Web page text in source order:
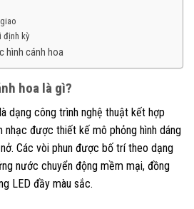
định kỳ
hình cánh hoa
hoa là gì?
dạng công trình nghệ thuật kết hợp
nhạc được thiết kế mô phỏng hình dáng
Các vòi phun được bố trí theo dạng
nước chuyển động mềm mại, đồng
LED đầy màu sắc.